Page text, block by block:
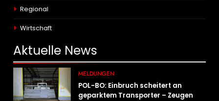
Regional
Wirtschaft
Aktuelle News
MELDUNGEN
POL-BO: Einbruch scheitert an
geparktem Transporter – Zeugen